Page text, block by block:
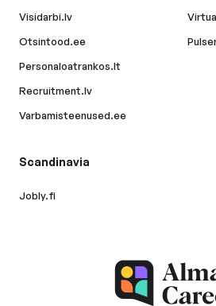
Visidarbi.lv
Otsintood.ee
Personaloatrankos.lt
Recruitment.lv
Varbamisteenused.ee
Scandinavia
Jobly.fi